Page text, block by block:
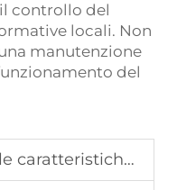
controllo del
locali. Non
manutenzione
del
dei gruppi generatori a diesel Cummins?